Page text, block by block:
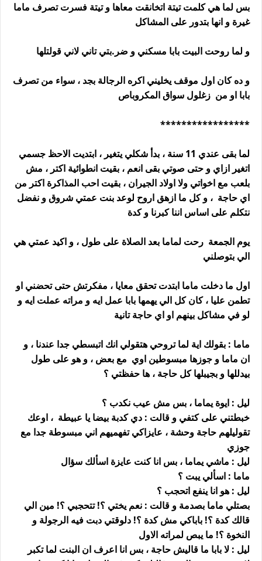
بس لما هي كلمت تيتة اتخانقت معاها و تيتة فسرت تصرف ماما
غيرة و انها بتدور على المشاكل
و لما روحت البيت بابا مسكني و ضر.بتي تاني لاني قولتلها
و ده كان اول موقف يخليني اكره الرجالة بجد ، سواء من تصرف
بابا او من زغلول سواق المكروباص
*****************
لما بقى عندي 11 سنة ، بدأ شكلي يتغير ، ابتديت الاحظ جسمي
اتغير ازاي و حتى صوتي بقى انعم ، بقيت انطوائية اكتر ، مش
بلعب مع اخواتي ولا اولاد الجيران ، بقيت احب المذاكرة اكتر من
اي حاجة ، و كل ما ازهق اروح لوعد بنت عمتي شروق و نفضل
نتكلم على اساس اننا كبرنا و كدة
يوم الجمعة رحت لماما بعد الصلاة على طول ، و اكيد عمتي هي
الي بتوصلني
اول ما دخلت ماما ابتدت تحقق معايا ، مفكرتش حتى تحضني او
تطمن عليا ، كان كل الي يهمها بابا عمل ايه و مراته عملت ايه و
لو في مشاكل بينهم او اي حاجة تانية
ماما : بقولك اية لما تروحي هتقولي انك اتبسطي جدا عندنا ، و
ان ماما و جوزها مبسوطين اوي مع بعض ، و هو على طول
بيدللها و بجيبلها كل حاجة ، ها حفظتي ؟
ليل : ايوة يماما ، بس مش عيب نكدب ؟
خبطتني على كتفي و قالت : دي كدبة بيضا يا عبيطة ، اوعك
تقوليلهم حاجة وحشة ، عايزاكي تفهميهم اني مبسوطة جدا مع
جوزي
ليل : ماشي يماما ، بس انا كنت عايزة اسألك سؤال
ماما : اسألي يبت ؟
ليل : هو انا ينفع اتحجب ؟
بصتلي ماما بصدمة و قالت : نعم يختي ؟! تتحجبي ؟! مين الي
قالك كدة ؟! باباكي مش كدة ؟! دلوقتي دبت فيه الرجولة و
النخوة ؟! ما يبص لمراته الاول
ليل : لا بابا ما قاليش حاجة ، بس انا اعرف ان البنت لما تكبر